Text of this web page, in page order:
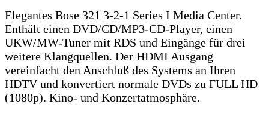
Elegantes Bose 321 3-2-1 Series I Media Center.
Enthält einen DVD/CD/MP3-CD-Player, einen
UKW/MW-Tuner mit RDS und Eingänge für drei
weitere Klangquellen. Der HDMI Ausgang
vereinfacht den Anschluß des Systems an Ihren
HDTV und konvertiert normale DVDs zu FULL HD
(1080p). Kino- und Konzertatmosphäre.